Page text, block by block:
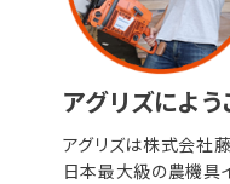
アグリズによう
アグリズは株式会社
日本最大級の農機具